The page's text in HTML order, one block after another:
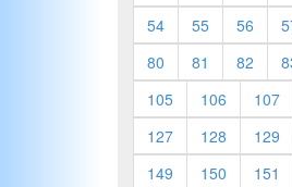
54
55 56
80
81 82
105
106 107
127
128 129
149
150 151